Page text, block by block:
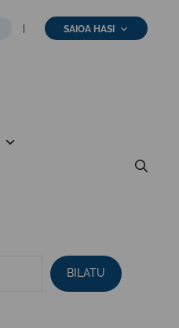
SAIOA HASI
BILATU